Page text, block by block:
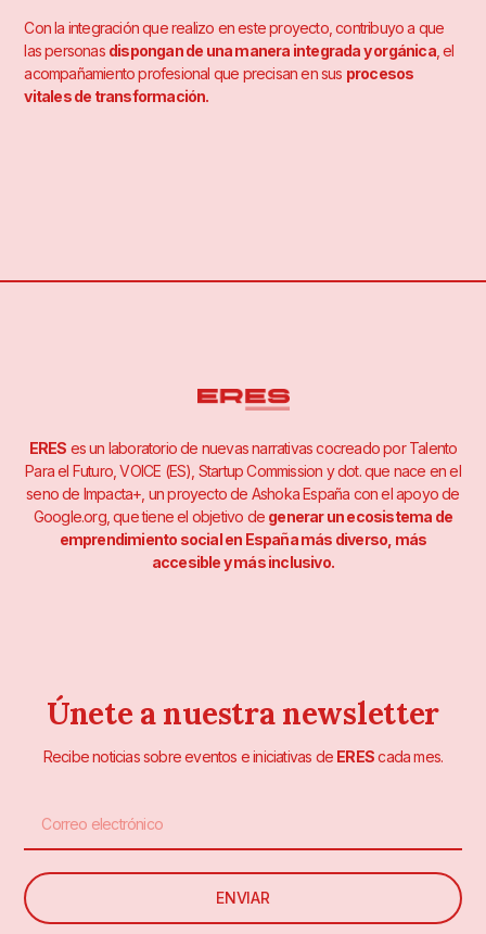
Con la integración que realizo en este proyecto, contribuyo a que
las personas dispongan de una manera integrada y orgánica, el
acompañamiento profesional que precisan en sus procesos
vitales de transformación.
ERES es un laboratorio de nuevas narrativas cocreado por Talento
Para el Futuro, VOICE (ES), Startup Commission y dot. que nace en el
seno de Impacta+, un proyecto de Ashoka España con el apoyo de
Google.org, que tiene el objetivo de generar un ecosistema de
emprendimiento social en España más diverso, más
accesible y más inclusivo.
Únete a nuestra newsletter
Recibe noticias sobre eventos e iniciativas de EREScada mes.
ENVIAR